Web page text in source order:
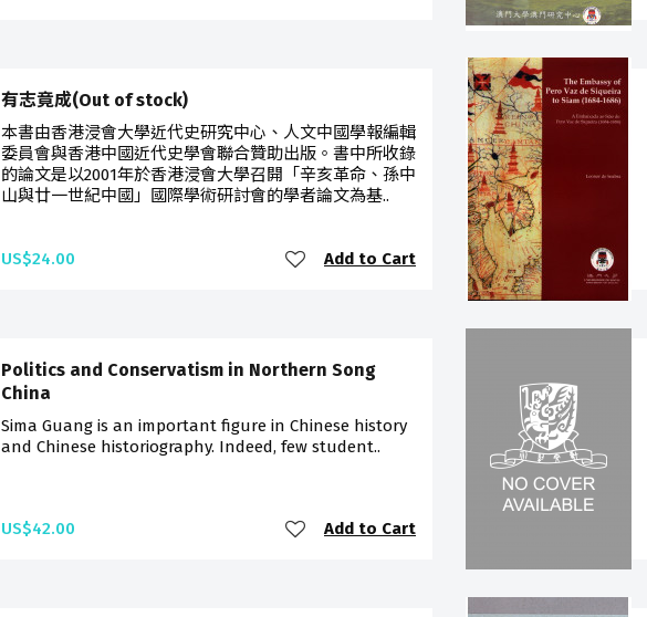
有志竟成(Out of stock)
本書由香港浸會大學近代史研究中心、人文中國學報編輯
委員會與香港中國近代史學會聯合贊助出版。書中所收錄
的論文是以2001年於香港浸會大學召開「辛亥革命、孫中
山與廿一世紀中國」國際學術研討會的學者論文為基..
US$24.00 Add to Cart
Politics and Conservatism in Northern Song
China
Sima Guang is an important figure in Chinese history
and Chinese historiography. Indeed, few student..
US$42.00 Add to Cart